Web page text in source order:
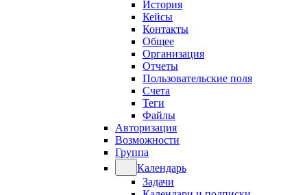
История
Кейсы
Контакты
Общее
Организация
Отчеты
Пользовательские поля
Счета
Теги
Файлы
Авторизация
Возможности
Группа
Календарь
Задачи